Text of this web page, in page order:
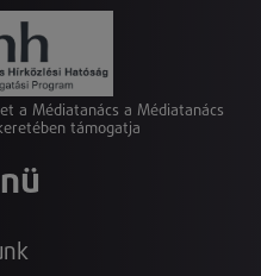
a Médiatanács a Médiatanács
támogatja